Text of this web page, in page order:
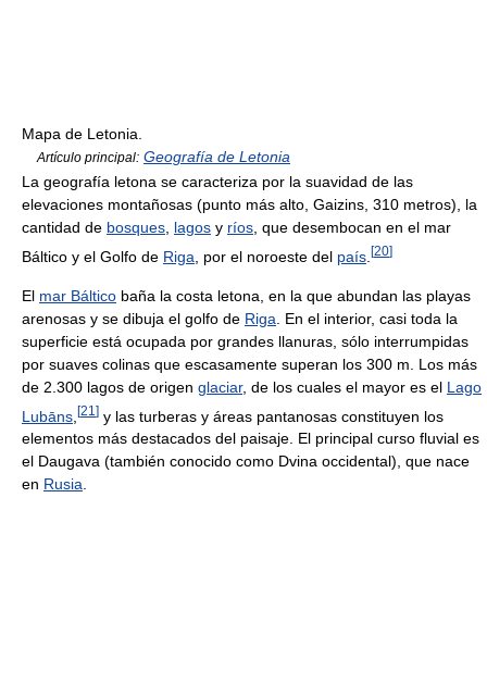
Mapa de Letonia.
Artículo principal: Geografía de Letonia
La geografía letona se caracteriza por la suavidad de las
elevaciones montañosas (punto más alto, Gaizins, 310 metros), la
cantidad de bosques lagos y ríos , que desembocan en el mar
Báltico y el Golfo de Riga , por el noroeste del país [20]
El mar Báltico baña la costa letona, en la que abundan las playas
arenosas y se dibuja el golfo de Riga . En el interior, casi toda la
superficie está ocupada por grandes llanuras, sólo interrumpidas
por suaves colinas que escasamente superan los 300 m. Los más
de 2.300 lagos de origen glaciar, de los cuales el mayor es el Lago
Lubāns [21 ] y las turberas y áreas pantanosas constituyen los
elementos más destacados del paisaje. El principal curso fluvial es
el Daugava (también conocido como Dvina occidental), que nace
en Rusia.